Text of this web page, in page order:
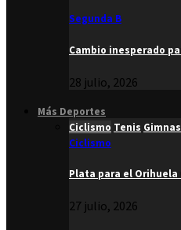
Segunda B
Cambio inesperado
28 julio, 2026
Más Deportes
Ciclismo Tenis
Ciclismo
Plata para el Orihuela
27 julio, 2026